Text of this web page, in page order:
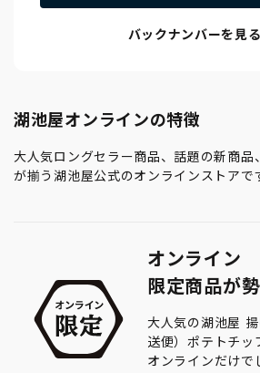
バックナンバーを見る
湖池屋オンラインの特徴
大人気ロングセラー商品、話題の新商品
が揃う湖池屋公式のオンラインストアで
オンライン
限定商品が
大人気の湖池屋
送便）ポテトチッ
オンラインだけで